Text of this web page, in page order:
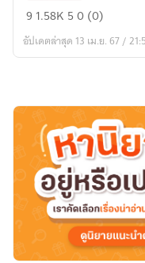
Change
leveling]
9 1.58K 50 (0)
อัปเดตล่าสุด 13 เม.ย. 67 /